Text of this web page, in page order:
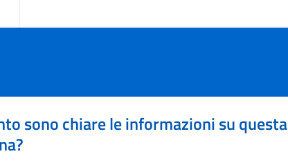
sono chiare le informazioni su questa